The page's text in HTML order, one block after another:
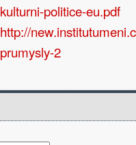
kulturni-politice-eu.pdf
http://
prumysly-2